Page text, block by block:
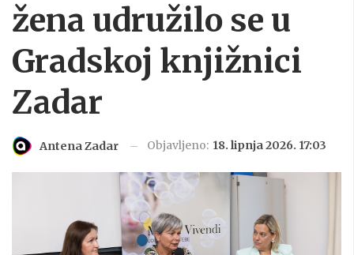
žena udružilo se u
Gradskoj knjižnici
Zadar
Antena Zadar Objavljeno: 18. lipnja 2026. 17:03